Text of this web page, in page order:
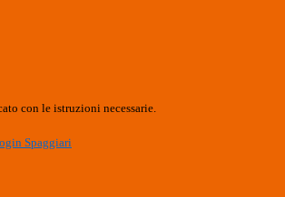
con le istruzioni necessarie.
Spaggiari